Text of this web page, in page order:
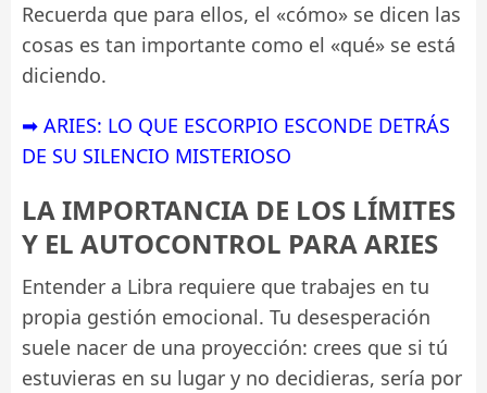
Recuerda que para ellos, el «cómo» se dicen las
cosas es tan importante como el «qué» se está
diciendo.
➡ ARIES: LO QUE ESCORPIO ESCONDE DETRÁS
DE SU SILENCIO MISTERIOSO
LA IMPORTANCIA DE LOS LÍMITES
Y EL AUTOCONTROL PARA ARIES
Entender a Libra requiere que trabajes en tu
propia gestión emocional. Tu desesperación
suele nacer de una proyección: crees que si tú
estuvieras en su lugar y no decidieras, sería por